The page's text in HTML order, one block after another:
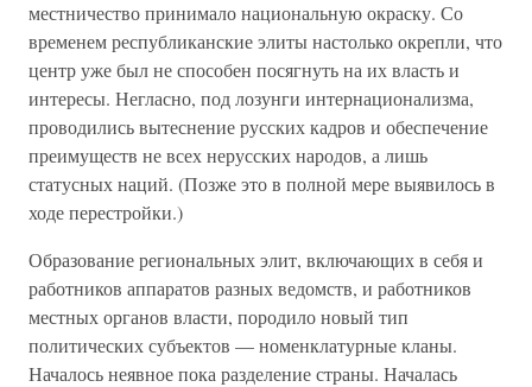
местничество принимало национальную окраску. Со
временем республиканские элиты настолько окрепли, что
центр уже был не способен посягнуть на их власть и
интересы. Негласно, под лозунги интернационализма,
проводились вытеснение русских кадров и обеспечение
преимуществ не всех нерусских народов, а лишь
статусных наций. (Позже это в полной мере выявилось в
ходе перестройки.)
Образование региональных элит, включающих в себя и
работников аппаратов разных ведомств, и работников
местных органов власти, породило новый тип
политических субъектов — номенклатурные кланы.
Началось неявное пока разделение страны. Началась